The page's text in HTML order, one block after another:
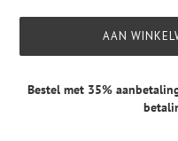
AAN
Bestel met 35%